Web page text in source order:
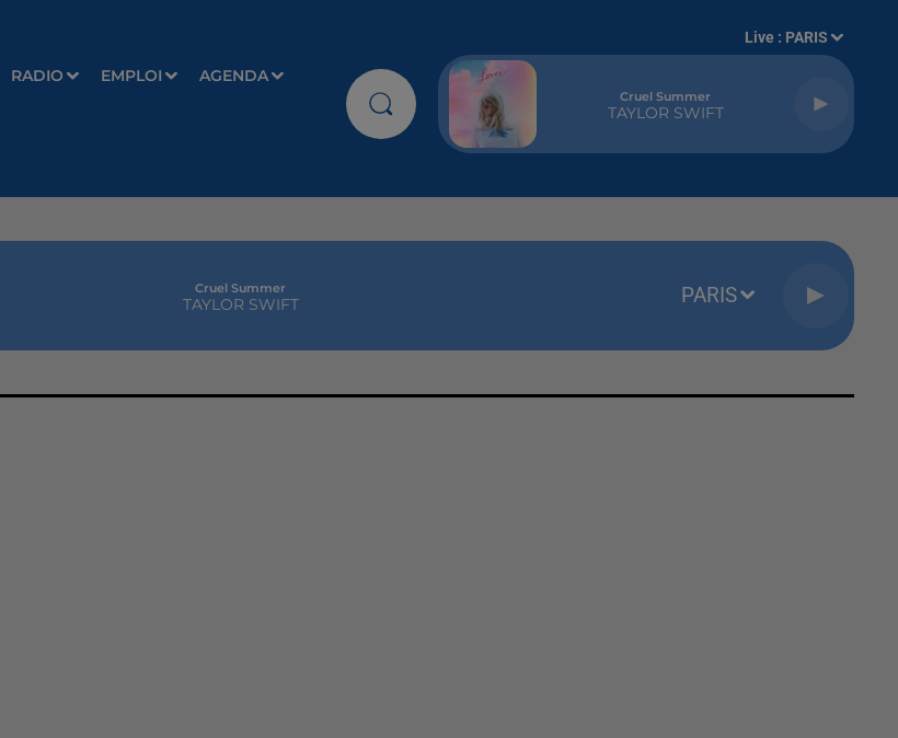
RADIO EMPLOI AGENDA
Live : PARIS
Cruel Summer
TAYLOR SWIFT
Cruel Summer
TAYLOR SWIFT PARIS